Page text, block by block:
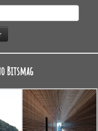
Bitsmag